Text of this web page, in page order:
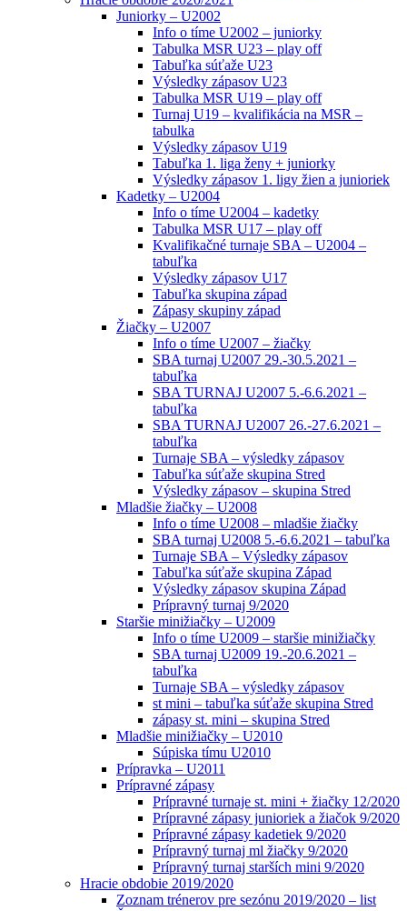
Juniorky – U2002
Info o tíme U2002 – juniorky
Tabulka MSR U23 – play off
Tabuľka súťaže U23
Výsledky zápasov U23
Tabulka MSR U19 – play off
Turnaj U19 – kvalifikácia na MSR –
tabulka
Výsledky zápasov U19
Tabuľka 1. liga ženy + juniorky
Výsledky zápasov 1. ligy žien a junioriek
Kadetky – U2004
Info o tíme U2004 – kadetky
Tabulka MSR U17 – play off
Kvalifikačné turnaje SBA – U2004 –
tabuľka
Výsledky zápasov U17
Tabuľka skupina západ
Zápasy skupiny západ
Žiačky – U2007
Info o tíme U2007 – žiačky
SBA turnaj U2007 29.-30.5.2021 –
tabuľka
SBA TURNAJ U2007 5.-6.6.2021 –
tabuľka
SBA TURNAJ U2007 26.-27.6.2021 –
tabuľka
Turnaje SBA – výsledky zápasov
Tabuľka súťaže skupina Stred
Výsledky zápasov – skupina Stred
Mladšie žiačky – U2008
Info o tíme U2008 – mladšie žiačky
SBA turnaj U2008 5.-6.6.2021 – tabuľka
Turnaje SBA – Výsledky zápasov
Tabuľka súťaže skupina Západ
Výsledky zápasov skupina Západ
Prípravný turnaj 9/2020
Staršie minižiačky – U2009
Info o tíme U2009 – staršie minižiačky
SBA turnaj U2009 19.-20.6.2021 –
tabuľka
Turnaje SBA – výsledky zápasov
st mini – tabuľka súťaže skupina Stred
zápasy st. mini – skupina Stred
Mladšie minižiačky – U2010
Súpiska tímu U2010
Prípravka – U2011
Prípravné zápasy
Prípravné turnaje st. mini + žiačky 12/2020
Prípravné zápasy junioriek a žiačok 9/2020
Prípravné zápasy kadetiek 9/2020
Prípravný turnaj ml žiačky 9/2020
Prípravný turnaj starších mini 9/2020
Hracie obdobie 2019/2020
Zoznam trénerov pre sezónu 2019/2020 – list